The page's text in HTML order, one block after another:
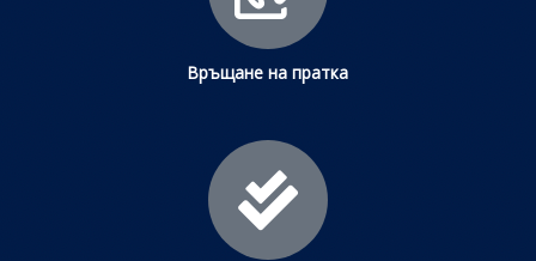
Връщане на пратка